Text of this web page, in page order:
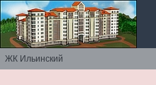
ЖК Ильинский